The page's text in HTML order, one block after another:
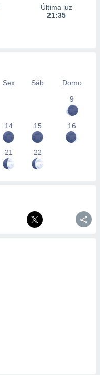
Última luz
21:35
Sex Sáb
Domo
9
14 15 16
21 22